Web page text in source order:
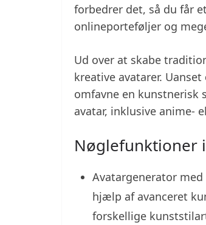
forbedrer det, så du får
onlineporteføljer og
Ud over at skabe
kreative avatarer.
omfavne en kunstnerisk
avatar, inklusive anime-
Nøglefunktioner
Avatargenerator
hjælp af avanceret
forskellige